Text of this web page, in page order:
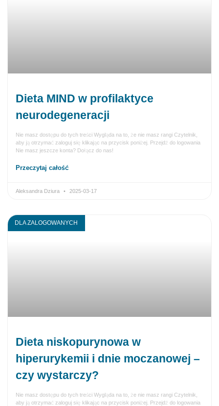
Dieta MIND w profilaktyce
neurodegeneracji
Nie masz dostępu do tych treści Wygląda na to, że nie masz rangi Czytelnik,
aby ją otrzymać zaloguj się klikając na przycisk poniżej. Przejdź do logowania
Nie masz jeszcze konta? Dołącz do nas!
Przeczytaj całość
Aleksandra Dziura 2025-03-17
DLA ZALOGOWANYCH
Dieta niskopurynowa w
hiperurykemii i dnie moczanowej –
czy wystarczy?
Nie masz dostępu do tych treści Wygląda na to, że nie masz rangi Czytelnik,
aby ją otrzymać zaloguj się klikając na przycisk poniżej. Przejdź do logowania